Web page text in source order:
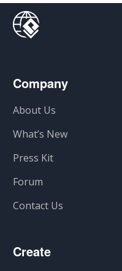
Company
About Us
What’s New
Press Kit
Forum
Contact Us
Create